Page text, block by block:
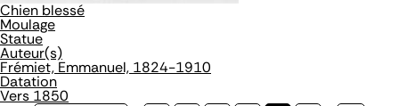
Chien blessé
Moulage
Statue
Auteur(s)
Frémiet, Emmanuel, 1824-1910
Datation
Vers 1850